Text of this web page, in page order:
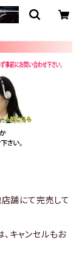
舗にて完売して
キャンセルもお